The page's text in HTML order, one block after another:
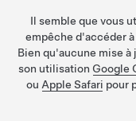
Il semble que vous
empêche d'accéder
Bien qu'aucune mise
son utilisation Google
ou Apple Safari pour